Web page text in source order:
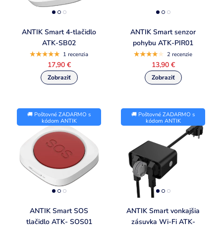
ANTIK Smart 4-tlačidlo
ATK-SB02
1 recenzia
17,90 €
ANTIK Smart senzor
pohybu ATK-PIR01
2 recenzie
13,90 €
🚚 Poštovné ZADARMO s
kódom ANTIK
ANTIK Smart SOS
tlačidlo ATK- SOS01
🚚 Poštovné ZADARMO s
kódom ANTIK
ANTIK Smart vonkajšia
zásuvka Wi-Fi ATK-